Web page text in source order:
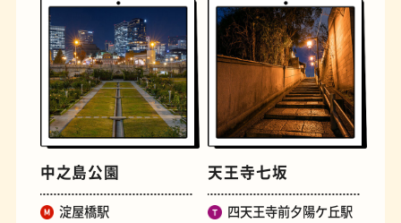
古着 お好み焼き
中之島公園
淀屋橋駅
天王寺七坂
四天王寺前夕陽ケ丘駅